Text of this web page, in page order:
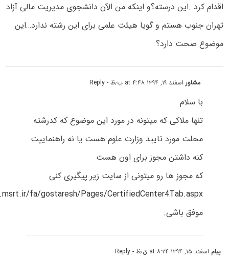
اقدام کرد .این درسته؟و اینکه من الآن دانشجوی مدیریت مالی آزاد
تهران جنوب هستم و گویا هیئت علمی برای این رشته ندارد…این
موضوع صحت دارد؟
مشاوراسفند ۱۹, ۱۳۹۴ at ۴:۴۸ ب٫ظ - Reply
با سلام
تنها ملاکی که میتونه در مورد این موضوع که کدرشته
محلت مورد تایید وزارت علوم هست یا نه راهنماییت
کنه داشتن مجوز برای اون هست
که مجوز ها رو میتونی از سایت زیر پیگیری کنی
fa/gostaresh/Pages/CertifiedCenter4Tab.aspx
موفق باشی.
پیام اسفند ۱۵, ۱۳۹۴ at ۸:۲۴ ق٫ظ - Reply